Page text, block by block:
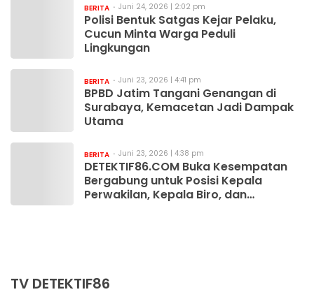
BERITA Juni 24, 2026 | 2:02 pm
Polisi Bentuk Satgas Kejar Pelaku,
Cucun Minta Warga Peduli
Lingkungan
BERITA Juni 23, 2026 | 4:41 pm
BPBD Jatim Tangani Genangan di
Surabaya, Kemacetan Jadi Dampak
Utama
BERITA Juni 23, 2026 | 4:38 pm
DETEKTIF86.COM Buka Kesempatan
Bergabung untuk Posisi Kepala
Perwakilan, Kepala Biro, dan
TV DETEKTIF86